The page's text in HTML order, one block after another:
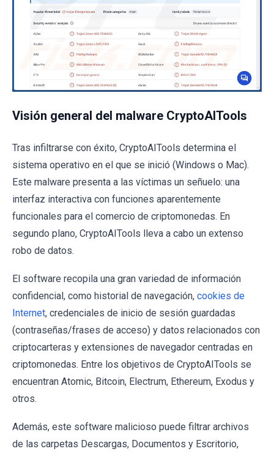
Visión general del malware CryptoAITools
Tras infiltrarse con éxito, CryptoAITools determina el
sistema operativo en el que se inició (Windows o Mac).
Este malware presenta a las víctimas un señuelo: una
interfaz interactiva con funciones aparentemente
funcionales para el comercio de criptomonedas. En
segundo plano, CryptoAITools lleva a cabo un extenso
robo de datos.
El software recopila una gran variedad de información
confidencial, como historial de navegación, cookies de
Internet, credenciales de inicio de sesión guardadas
(contraseñas/frases de acceso) y datos relacionados con
criptocarteras y extensiones de navegador centradas en
criptomonedas. Entre los objetivos de CryptoAITools se
encuentran Atomic, Bitcoin, Electrum, Ethereum, Exodus y
otros.
Además, este software malicioso puede filtrar archivos
de las carpetas Descargas, Documentos y Escritorio,